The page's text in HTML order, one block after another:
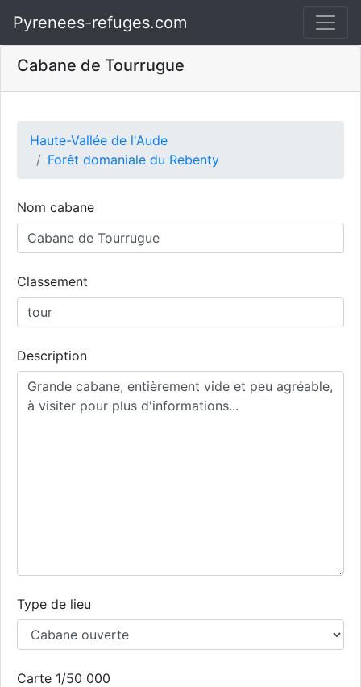
Pyrenees-refuges.com
Cabane de Tourrugue
Haute-Vallée de l'Aude
Forêt domaniale du Rebenty
Nom cabane
Classement
Description
Type de lieu
Carte 1/50 000